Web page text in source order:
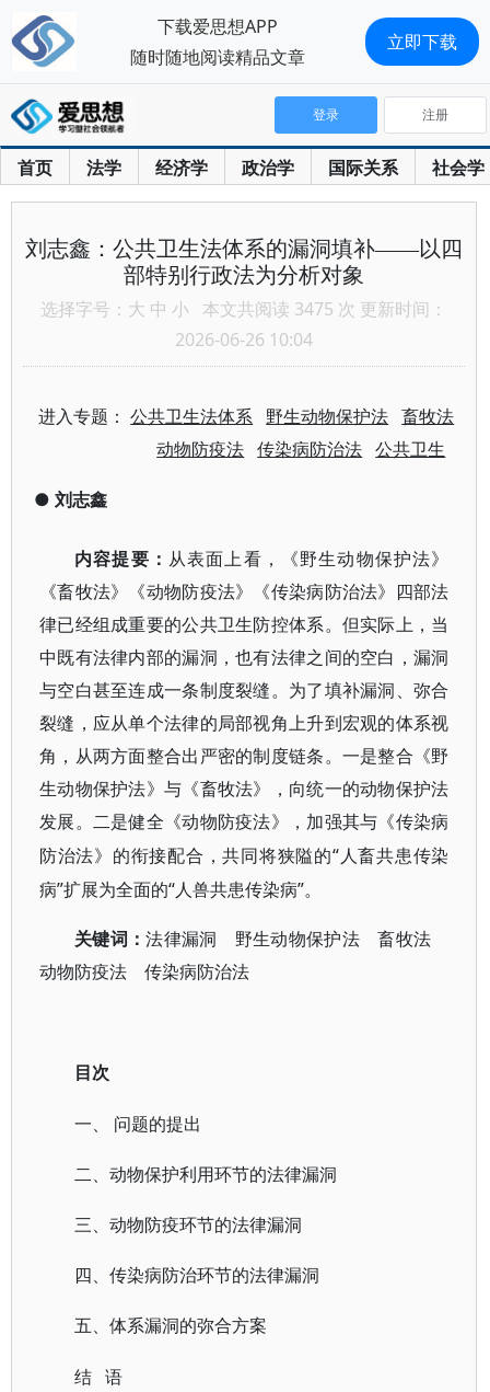
首页 法学 经济学 政治学 国际关系 社会学
登录 注册
刘志鑫：公共卫生法体系的漏洞填补——以四
部特别行政法为分析对象
选择字号： 大 中 小 本文共阅读 3475 次 更新时间：
2026-06-26 10:04
进入专题：公共卫生法体系 野生动物保护法 畜牧法
动物防疫法 传染病防治法 公共卫生
● 刘志鑫
内容提要 ： 从表面上看，《野生动物保护法》
《畜牧法》《动物防疫法》《传染病防治法》四部法
律已经组成重要的公共卫生防控体系。但实际上，当
中既有法律内部的漏洞，也有法律之间的空白，漏洞
与空白甚至连成一条制度裂缝。为了填补漏洞、弥合
裂缝，应从单个法律的局部视角上升到宏观的体系视
角，从两方面整合出严密的制度链条。一是整合《野
生动物保护法》与《畜牧法》，向统一的动物保护法
发展。二是健全《动物防疫法》，加强其与《传染病
防治法》的衔接配合，共同将狭隘的“人畜共患传染
病”扩展为全面的“人兽共患传染病”。
关键词：法律漏洞 野生动物保护法 畜牧法
动物防疫法 传染病防治法
目次
一、 问题的提出
二、动物保护利用环节的法律漏洞
三、动物防疫环节的法律漏洞
四、传染病防治环节的法律漏洞
五、体系漏洞的弥合方案
结 语
下载爱思想APP
随时随地阅读精品文章
立即下载